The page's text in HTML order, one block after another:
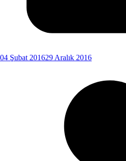
04 Şubat 201629 Aralık 2016